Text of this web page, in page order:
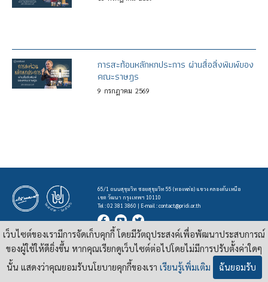
การสะท้อนหลักหกประการ ผ่านสื่อสิ่งพิมพ์ของ
คณะราษฎร
9 กรกฎาคม 2569
65/1 ถนนสุขุมวิท ซอยสุขุมวิท 55 (ทองหล่อ) แขวง คลองตันเหนือ
เขต วัฒนา กรุงเทพฯ 10110
Tel : 02 381 3860 | E-mail :contact@pridi.or.th
บทความ รูปภาพ และสื่ออื่นๆ ที่มีสัญลักษณ์ของสถาบันปรีดี พนมยงค์ ในเว็บไซต์https://pridi.or.th
เผยแพร่ภายใต้สัญญาอนุญาตครีเอทีฟคอมมอนส์แบบแสดงที่มา-ไม่ใช่เชิงพาณิชย์ 4.0 สากล
เว็บไซต์ของเรามีการจัดเก็บคุกกี้ โดยมีวัตถุประสงค์เพื่อพัฒนาประสบการณ์
ของผู้ใช้ให้ดียิ่งขึ้น หากคุณเรียกดูเว็บไซต์ต่อไปโดยไม่มีการปรับตั้งค่าใดๆ
นั้น แสดงว่าคุณยอมรับนโยบายคุกกี้ของเรา เรียนรู้เพิ่มเติม ฉันยอมรับ